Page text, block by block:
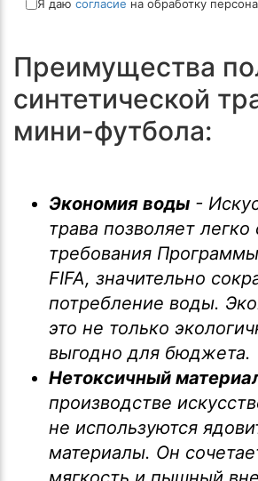
Я даю согласие на обработку
Преимущества
синтетической
мини-футбола:
Экономия воды -
трава позволяет
требования
FIFA, значительно
потребление воды.
это не только
выгодно для бюджета.
Нетоксичный
производстве
не используются
материалы. Он